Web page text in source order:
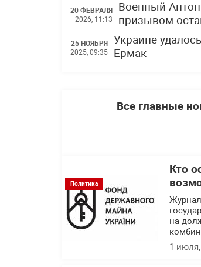
20 ФЕВРАЛЯ
2026, 11:13
Военный
призывом
25 НОЯБРЯ
2025, 09:35
Украине
Ермак
Все главные
Политика
Кто
на
1